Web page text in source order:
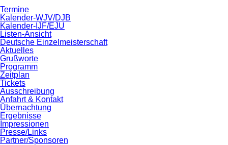
Termine
Kalender-WJV/DJB
Kalender-IJF/EJU
Listen-Ansicht
Deutsche Einzelmeisterschaft
Aktuelles
Grußworte
Programm
Zeitplan
Tickets
Ausschreibung
Anfahrt & Kontakt
Übernachtung
Ergebnisse
Impressionen
Presse/Links
Partner/Sponsoren